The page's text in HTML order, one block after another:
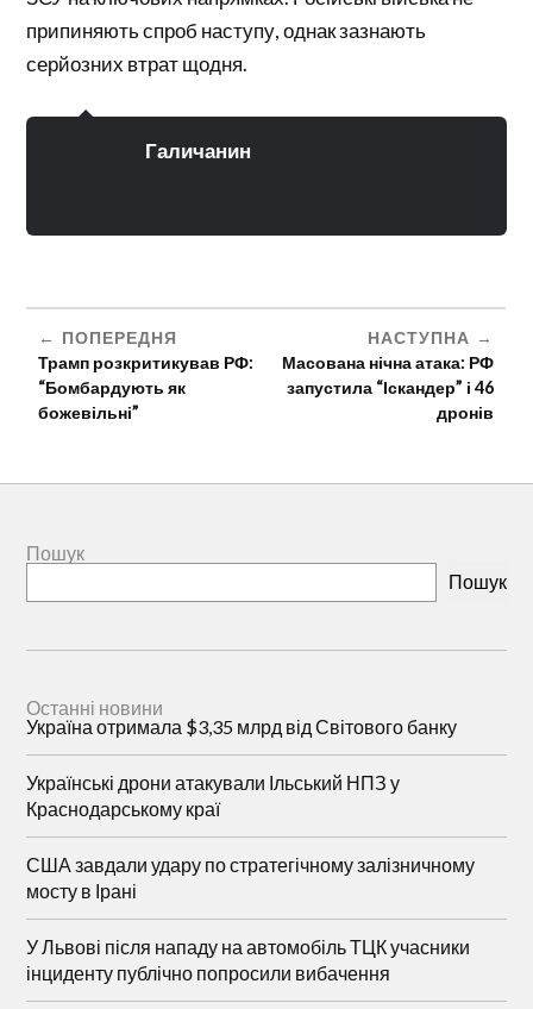
припиняють спроб наступу, однак зазнають
серйозних втрат щодня.
Галичанин
ПОПЕРЕДНЯ
Трамп розкритикував РФ:
“Бомбардують як
божевільні”
НАСТУПНА
Масована нічна атака: РФ
запустила “Іскандер” і 46
дронів
Пошук
Пошук
Останні новини
Україна отримала $3,35 млрд від Світового банку
Українські дрони атакували Ільський НПЗ у
Краснодарському краї
США завдали удару по стратегічному залізничному
мосту в Ірані
У Львові після нападу на автомобіль ТЦК учасники
інциденту публічно попросили вибачення